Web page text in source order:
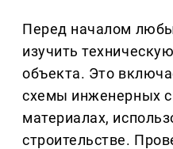
Перед началом
изучить
объекта. Это
схемы инженерных
материалах,
строительстве.